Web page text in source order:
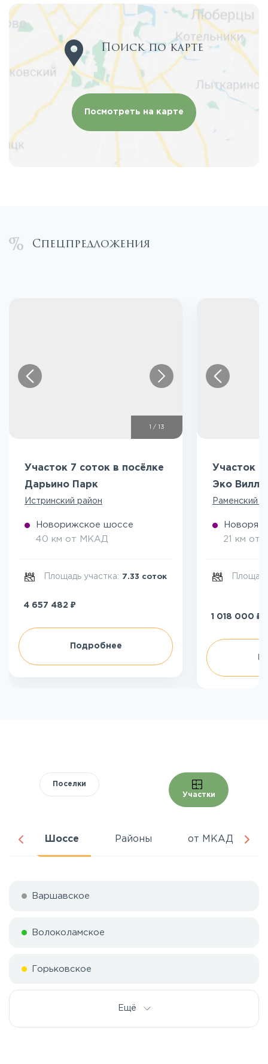
Поиск по карте
Посмотреть на карте
Спецпредложения
/ 13
Участок 7 соток в посёлке
Дарьино Парк
Истринский район
Новорижское шоссе
40 км от МКАД
Площадь участка: 7.33 соток
4 657 482 ₽
Подробнее
Участок 5
Эко
Раменский
21 км от
1 018 000 ₽
Поселки
Участки
Шоссе Районы от МКАД
Варшавское
Волоколамское
Горьковское
Ещё